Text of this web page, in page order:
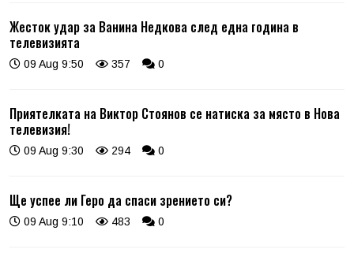
Жесток удар за Ванина Недкова след една година в
телевизията
09 Aug 9:50 357 0
Приятелката на Виктор Стоянов се натиска за място в Нова
телевизия!
09 Aug 9:30 294 0
Ще успее ли Геро да спаси зрението си?
09 Aug 9:10 483 0